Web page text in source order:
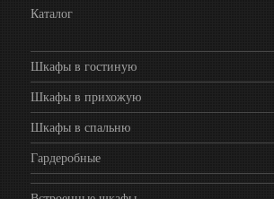
Каталог
Шкафы в гостиную
Шкафы в прихожую
Шкафы в спальню
Гардеробные